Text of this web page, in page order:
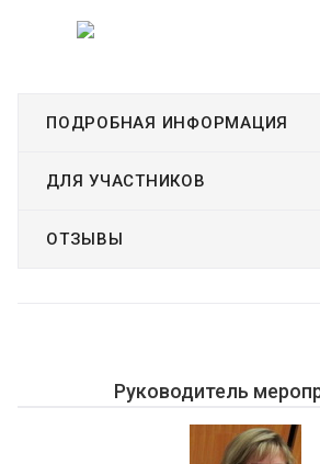
ПОДРОБНАЯ ИНФОРМАЦИЯ
ДЛЯ УЧАСТНИКОВ
ОТЗЫВЫ
Руководитель